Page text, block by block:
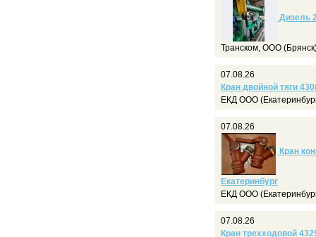
Дизель
Транском, ООО
07.08.26
Кран двойной тяги
ЕКД ООО
07.08.26
Кран
Екатеринбург
ЕКД ООО
07.08.26
Кран трехходовой